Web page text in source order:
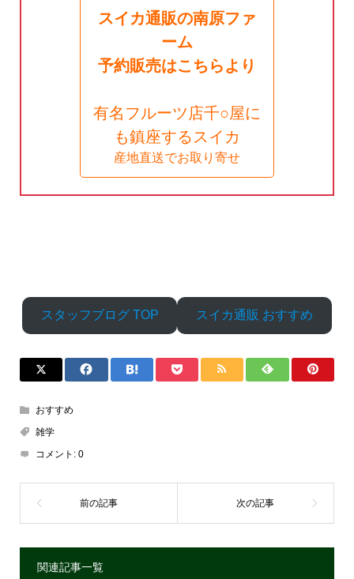
スイカ通販の南原ファ
ーム
予約販売はこちらより
有名フルーツ店千○屋に
も鎮座するスイカ
産地直送でお取り寄せ
スタッフブログ TOP スイカ通販 おすすめ
おすすめ
雑学
コメント: 0
関連記事一覧